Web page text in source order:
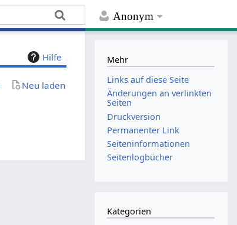
Anonym
Hilfe
Neu laden
Mehr
Links auf diese Seite
Änderungen an verlinkten
Seiten
Druckversion
Permanenter Link
Seiten­­informationen
Seitenlogbücher
Kategorien